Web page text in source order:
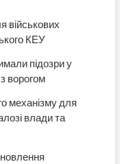
військових
КЕУ
підозри у
ворогом
механізму для
влади та